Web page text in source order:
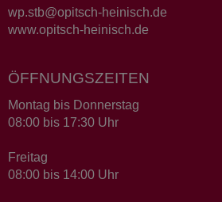
wp.stb@opitsch-heinisch.de
www.opitsch-heinisch.de
ÖFFNUNGSZEITEN
Montag bis Donnerstag
08:00 bis 17:30 Uhr
Freitag
08:00 bis 14:00 Uhr